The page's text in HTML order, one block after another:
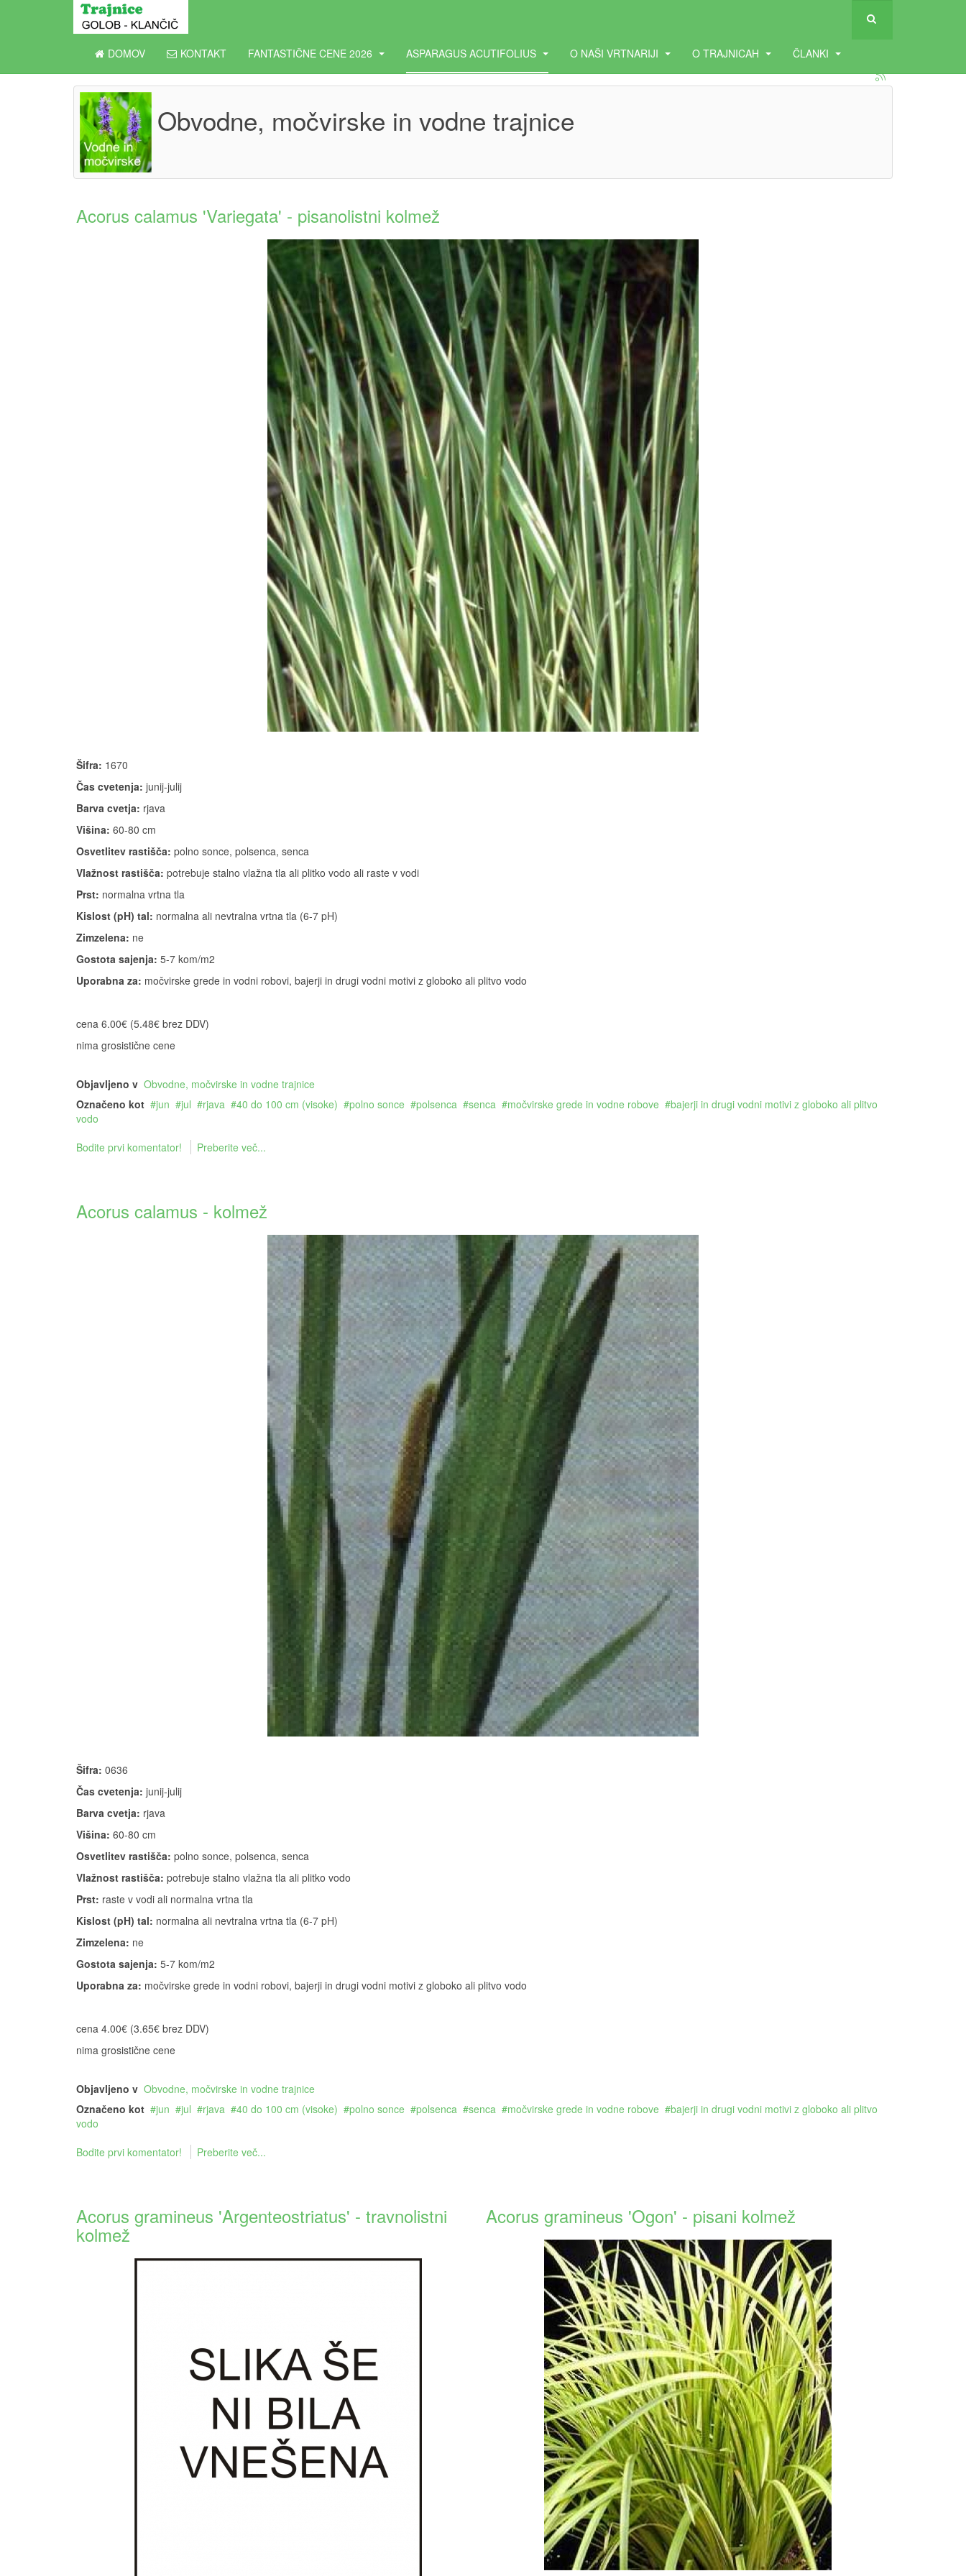
DOMOV KONTAKT FANTASTIČNE CENE 2026 ASPARAGUS ACUTIFOLIUS O NAŠI VRTNARIJI O TRAJNICAH ČLANKI
Obvodne, močvirske in vodne trajnice
Acorus calamus 'Variegata' - pisanolistni kolmež
Šifra: 1670
Čas cvetenja: junij-julij
Barva cvetja: rjava
Višina: 60-80 cm
Osvetlitev rastišča: polno sonce, polsenca, senca
Vlažnost rastišča: potrebuje stalno vlažna tla ali plitko vodo ali raste v vodi
Prst: normalna vrtna tla
Kislost (pH) tal: normalna ali nevtralna vrtna tla (6-7 pH)
Zimzelena: ne
Gostota sajenja: 5-7 kom/m2
Uporabna za: močvirske grede in vodni robovi, bajerji in drugi vodni motivi z globoko ali plitvo vodo
cena 6.00€ (5.48€ brez DDV)
nima grosistične cene
Objavljeno v Obvodne, močvirske in vodne trajnice
Označeno kot
jun jul rjava 40 do 100 cm (visoke) polno sonce polsenca senca močvirske grede in vodne robove
bajerji in drugi vodni motivi z globoko ali plitvo
vodo
Bodite prvi komentator!
Preberite več...
Acorus calamus - kolmež
Šifra: 0636
Čas cvetenja: junij-julij
Barva cvetja: rjava
Višina: 60-80 cm
Osvetlitev rastišča: polno sonce, polsenca, senca
Vlažnost rastišča: potrebuje stalno vlažna tla ali plitko vodo
Prst: raste v vodi ali normalna vrtna tla
Kislost (pH) tal: normalna ali nevtralna vrtna tla (6-7 pH)
Zimzelena: ne
Gostota sajenja: 5-7 kom/m2
Uporabna za: močvirske grede in vodni robovi, bajerji in drugi vodni motivi z globoko ali plitvo vodo
cena 4.00€ (3.65€ brez DDV)
nima grosistične cene
Objavljeno v Obvodne, močvirske in vodne trajnice
Označeno kot
jun jul rjava 40 do 100 cm (visoke) polno sonce polsenca senca močvirske grede in vodne robove
bajerji in drugi vodni motivi z globoko ali plitvo
vodo
Bodite prvi komentator!
Preberite več...
Acorus gramineus 'Argenteostriatus' - travnolistni
kolmež
Acorus gramineus 'Ogon' - pisani kolmež